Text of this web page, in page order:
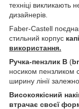
техніці викликають
дизайнерів.
Faber-Castell
стильний корпус
використання.
Ручка-пензлик B (
носиком пензликом
ширину лінії
Високоякісний
втрачає своєї